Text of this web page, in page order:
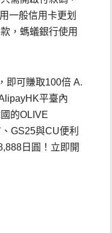
一般信用卡更划
，螞蟻銀行使用
即可賺取100倍 A.
平臺內
的OLIVE
GS25與CU便利
日圓！立即開